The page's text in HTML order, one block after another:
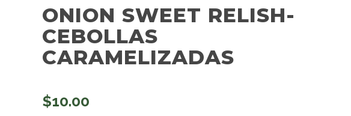
ONION SWEET RELISH-
CEBOLLAS
CARAMELIZADAS
$10.00